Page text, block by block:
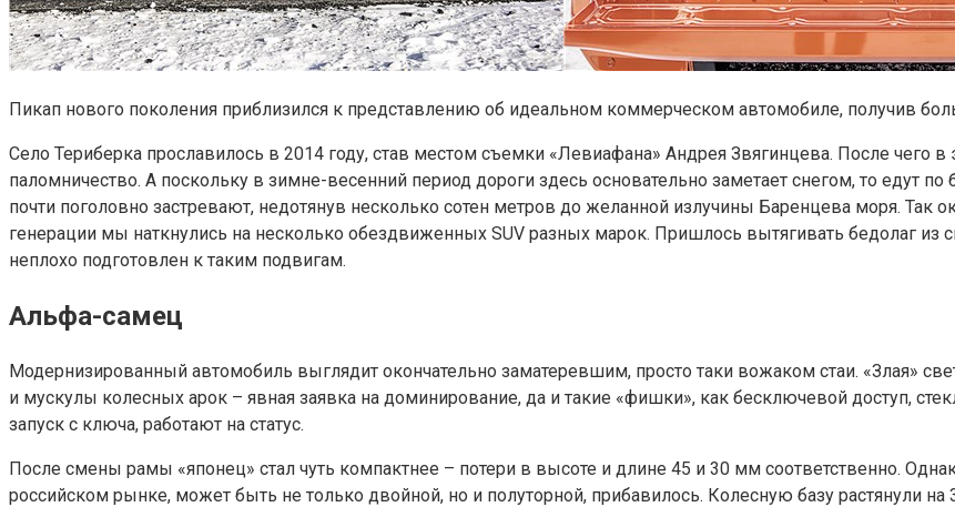
Пикап нового поколения приблизился к представлению об идеальном коммерческом автомобиле, получив
Село Териберка прославилось в 2014 году, став местом съемки «Левиафана» Андрея Звягинцева. После чего в
паломничество. А поскольку в зимне-весенний период дороги здесь основательно заметает снегом, то едут
почти поголовно застревают, недотянув несколько сотен метров до желанной излучины Баренцева моря. Так
генерации мы наткнулись на несколько обездвиженных SUV разных марок. Пришлось вытягивать бедолаг
неплохо подготовлен к таким подвигам.
Альфа-самец
Модернизированный автомобиль выглядит окончательно заматеревшим, просто таки вожаком стаи. «Злая»
и мускулы колесных арок – явная заявка на доминирование, да и такие «фишки», как бесключевой доступ,
запуск с ключа, работают на статус.
После смены рамы «японец» стал чуть компактнее – потери в высоте и длине 45 и 30 мм соответственно.
российском рынке, может быть не только двойной, но и полу­торной, прибавилось. Колесную базу растянули